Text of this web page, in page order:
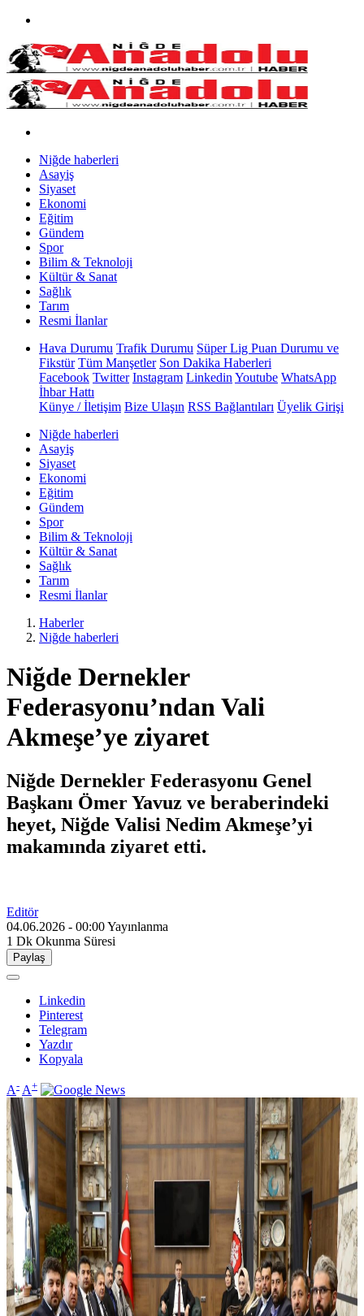
Niğde haberleri
Asayiş
Siyaset
Ekonomi
Eğitim
Gündem
Spor
Bilim & Teknoloji
Kültür & Sanat
Sağlık
Tarım
Resmi İlanlar
Hava Durumu Trafik Durumu Süper Lig Puan Durumu ve
Fikstür Tüm Manşetler Son Dakika Haberleri
Facebook Twitter Instagram Linkedin Youtube WhatsApp
İhbar Hattı
Künye / İletişim Bize Ulaşın RSS Bağlantıları Üyelik Girişi
Niğde haberleri
Asayiş
Siyaset
Ekonomi
Eğitim
Gündem
Spor
Bilim & Teknoloji
Kültür & Sanat
Sağlık
Tarım
Resmi İlanlar
Haberler
Niğde haberleri
Niğde Dernekler
Federasyonu’ndan Vali
Akmeşe’ye ziyaret
Niğde Dernekler Federasyonu Genel
Başkanı Ömer Yavuz ve beraberindeki
heyet, Niğde Valisi Nedim Akmeşe’yi
makamında ziyaret etti.
Editör
04.06.2026 - 00:00Yayınlanma
1 Dk Okunma Süresi
Paylaş
Linkedin
Pinterest
Telegram
Yazdır
Kopyala
A- A+